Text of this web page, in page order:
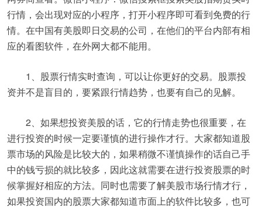
行情，会出现对应的小程序，打开小程序即可看到免费的行
情。在中国有美股即日交易的公司，在他们的平台内部有相
应的看图软件，在外网大都不能用。
1、股票行情实时查询，可以让你更好的交易。股票投
资并不是盲目的，要紧跟行情趋势，也要有自己的见解。
2、如果想投资美股的话，它的行情走势也很重要，在
进行投资的时候一定要谨慎的进行操作才行。大家都知道股
票市场的风险是比较大的，如果稍微不谨慎操作的话自己手
中的钱亏损的就比较多，因此这就需要在进行投资股票的时
候掌握好相应的方法。同时也需要了解美股市场行情才行，
如果投资国内的股票大家都知道市面上的软件比较多，也可